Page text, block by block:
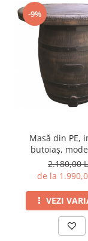
-9%
Masă din PE,
butoiaș,
2.180,00
de la
VEZI